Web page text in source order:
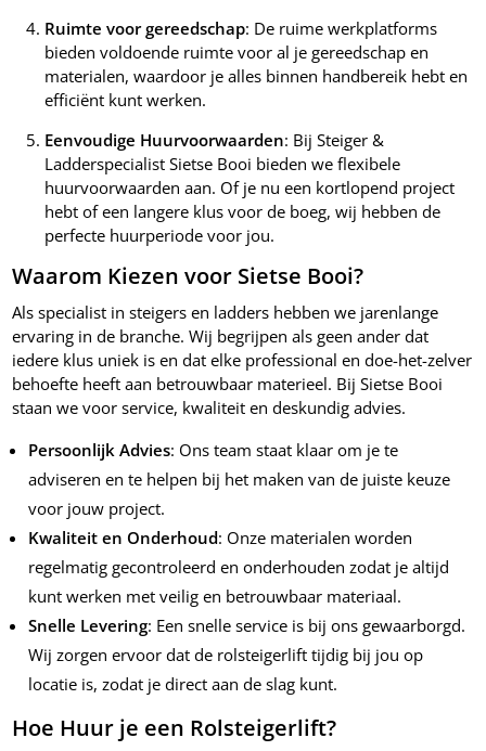
Ruimte voor gereedschap: De ruime werkplatforms
bieden voldoende ruimte voor al je gereedschap en
materialen, waardoor je alles binnen handbereik hebt en
efficiënt kunt werken.
Eenvoudige Huurvoorwaarden: Bij Steiger &
Ladderspecialist Sietse Booi bieden we flexibele
huurvoorwaarden aan. Of je nu een kortlopend project
hebt of een langere klus voor de boeg, wij hebben de
perfecte huurperiode voor jou.
Waarom Kiezen voor Sietse Booi?
Als specialist in steigers en ladders hebben we jarenlange
ervaring in de branche. Wij begrijpen als geen ander dat
iedere klus uniek is en dat elke professional en doe-het-zelver
behoefte heeft aan betrouwbaar materieel. Bij Sietse Booi
staan we voor service, kwaliteit en deskundig advies.
Persoonlijk Advies: Ons team staat klaar om je te
adviseren en te helpen bij het maken van de juiste keuze
voor jouw project.
Kwaliteit en Onderhoud: Onze materialen worden
regelmatig gecontroleerd en onderhouden zodat je altijd
kunt werken met veilig en betrouwbaar materiaal.
Snelle Levering: Een snelle service is bij ons gewaarborgd.
Wij zorgen ervoor dat de rolsteigerlift tijdig bij jou op
locatie is, zodat je direct aan de slag kunt.
Hoe Huur je een Rolsteigerlift?